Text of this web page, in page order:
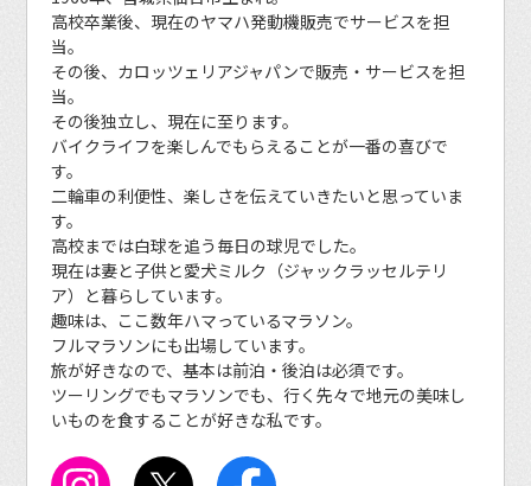
高校卒業後、現在のヤマハ発動機販売でサービスを担
当。
その後、カロッツェリアジャパンで販売・サービスを担
当。
その後独立し、現在に至ります。
バイクライフを楽しんでもらえることが一番の喜びで
す。
二輪車の利便性、楽しさを伝えていきたいと思っていま
す。
高校までは白球を追う毎日の球児でした。
現在は妻と子供と愛犬ミルク（ジャックラッセルテリ
ア）と暮らしています。
趣味は、ここ数年ハマっているマラソン。
フルマラソンにも出場しています。
旅が好きなので、基本は前泊・後泊は必須です。
ツーリングでもマラソンでも、行く先々で地元の美味し
いものを食することが好きな私です。